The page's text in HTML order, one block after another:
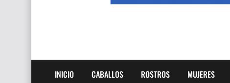
INICIO CABALLOS ROSTROS MUJERES